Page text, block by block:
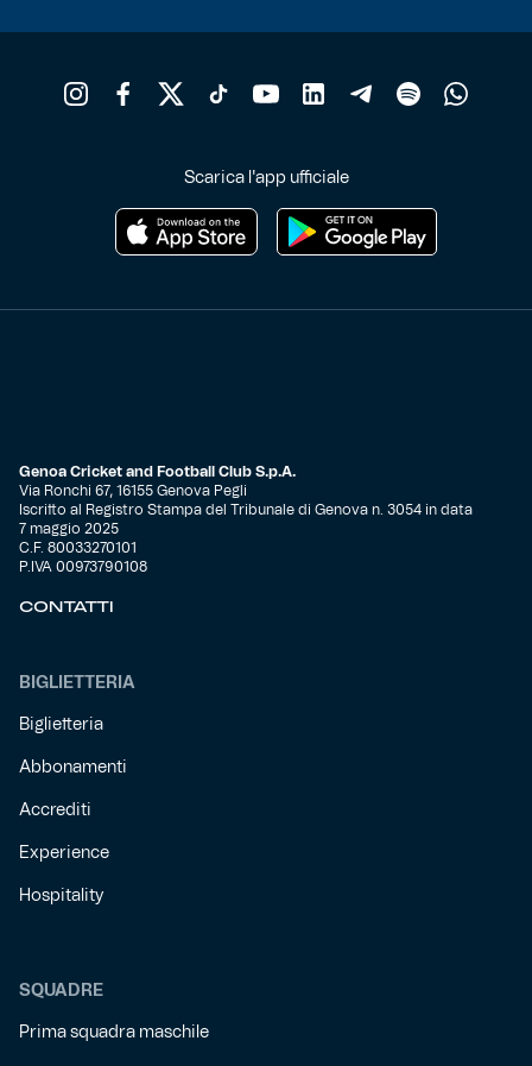
Vintage Collection
Caffè Boasi x Genoa
Gift Card Online Store
Fortissimo batte il mio cuor
Scarica l'app ufficiale
Genoa Cricket and Football Club S.p.A.
Via Ronchi 67, 16155 Genova Pegli
Iscritto al Registro Stampa del Tribunale di Genova n. 3054 in data
7 maggio 2025
C.F. 80033270101
P.IVA 00973790108
CONTATTI
BIGLIETTERIA
Biglietteria
Abbonamenti
Accrediti
Experience
Hospitality
SQUADRE
Prima squadra maschile